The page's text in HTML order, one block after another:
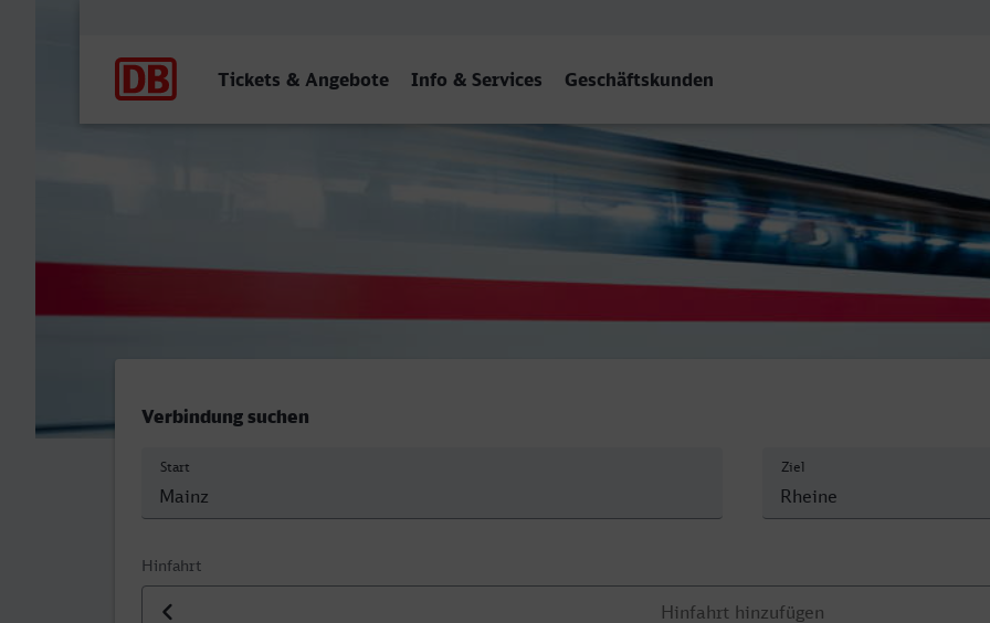
Tickets & Angebote Info & Services Geschäftskunden
Verbindung suchen
Start Ziel
Hinfahrt
Datum der Hinfahrt